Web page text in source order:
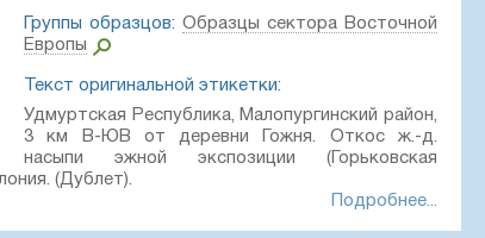
Группы образцов: Образцы сектора Восточной
Европы
Текст оригинальной этикетки:
Удмуртская Республика, Малопургинский район,
3 км В-ЮВ от деревни Гожня. Откос ж.-д.
насыпи эжной экспозиции (Горьковская
(Дублет).
Подробнее...